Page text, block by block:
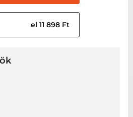
el 11 898 Ft